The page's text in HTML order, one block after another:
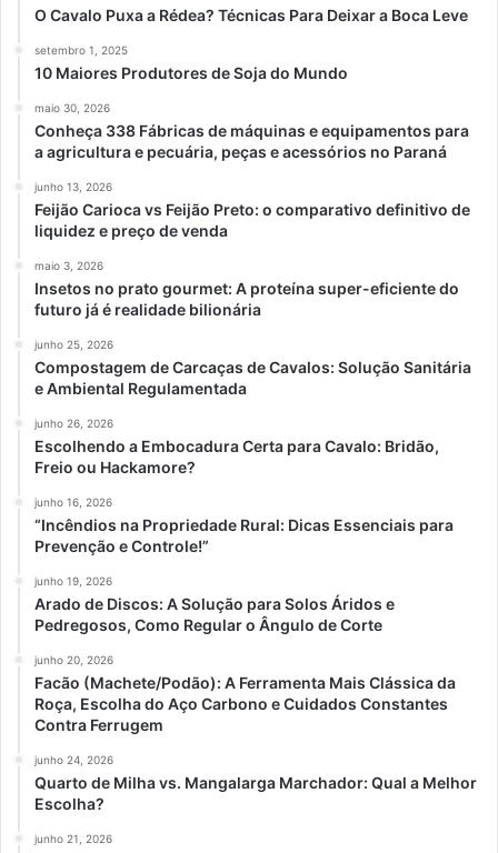
O Cavalo Puxa a Rédea? Técnicas Para Deixar a Boca Leve
setembro 1, 2025
10 Maiores Produtores de Soja do Mundo
maio 30, 2026
Conheça 338 Fábricas de máquinas e equipamentos para
a agricultura e pecuária, peças e acessórios no Paraná
junho 13, 2026
Feijão Carioca vs Feijão Preto: o comparativo definitivo de
liquidez e preço de venda
maio 3, 2026
Insetos no prato gourmet: A proteína super-eficiente do
futuro já é realidade bilionária
junho 25, 2026
Compostagem de Carcaças de Cavalos: Solução Sanitária
e Ambiental Regulamentada
junho 26, 2026
Escolhendo a Embocadura Certa para Cavalo: Bridão,
Freio ou Hackamore?
junho 16, 2026
“Incêndios na Propriedade Rural: Dicas Essenciais para
Prevenção e Controle!”
junho 19, 2026
Arado de Discos: A Solução para Solos Áridos e
Pedregosos, Como Regular o Ângulo de Corte
junho 20, 2026
Facão (Machete/Podão): A Ferramenta Mais Clássica da
Roça, Escolha do Aço Carbono e Cuidados Constantes
Contra Ferrugem
junho 24, 2026
Quarto de Milha vs. Mangalarga Marchador: Qual a Melhor
Escolha?
junho 21, 2026